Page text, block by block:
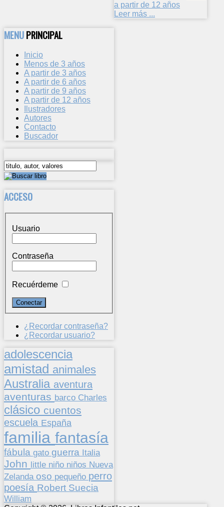
a partir de 12 años
Leer más ...
MENUPRINCIPAL
Inicio
Menos de 3 años
A partir de 3 años
A partir de 6 años
A partir de 9 años
A partir de 12 años
Ilustradores
Autores
Contacto
Buscador
ACCESO
Usuario
Contraseña
Recuérdeme
¿Recordar contraseña?
¿Recordar usuario?
adolescencia
amistad animales
Australia aventura
aventuras barco Charles
clásico cuentos
escuela España
familia fantasía
fábula gato guerra Italia
John little niño niños Nueva
Zelanda oso pequeño perro
poesía Robert Suecia
William